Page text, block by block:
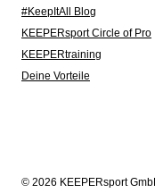
#KeepItAll Blog
KEEPERsport Circle of Pro
KEEPERtraining
Deine Vorteile
© 2026 KEEPERsport